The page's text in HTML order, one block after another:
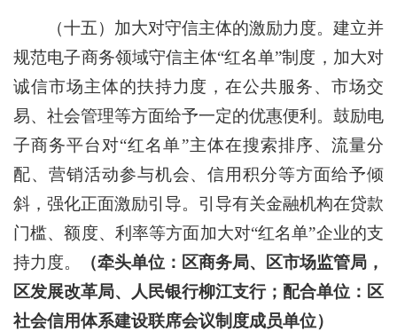
（十五）加大对守信主体的激励力度。 建立并
规范电子商务领域守信主体“红名单”制度，加大对
诚信市场主体的扶持力度，在公共服务、市场交
易、社会管理等方面给予一定的优惠便利。鼓励电
子商务平台对“红名单”主体在搜索排序、流量分
配、营销活动参与机会、信用积分等方面给予倾
斜，强化正面激励引导。引导有关金融机构在贷款
门槛、额度、利率等方面加大对“红名单”企业的支
持力度。
（牵头单位：区商务局、区市场监管局，
区发展改革局、人民银行柳江支行；配合单位：区
社会信用体系建设联席会议制度成员单位）